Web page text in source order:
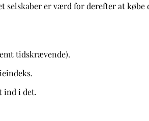
selskaber er værd for derefter at købe
tidskrævende).
ind i det.